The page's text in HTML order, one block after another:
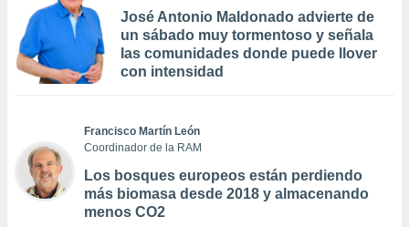
José Antonio Maldonado advierte de
un sábado muy tormentoso y señala
las comunidades donde puede llover
con intensidad
Francisco Martín León
Coordinador de la RAM
Los bosques europeos están perdiendo
más biomasa desde 2018 y almacenando
menos CO2